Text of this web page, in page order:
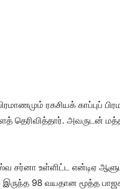
ரகசியக் காப்புப்
தெரிவித்தார். அவருடன்
சர்னா உள்ளிட்ட என்டிஏ
இருந்த 98 வயதான மூத்த